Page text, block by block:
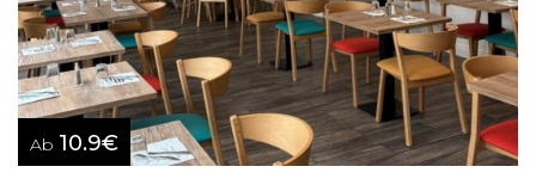
Ab 10.9€